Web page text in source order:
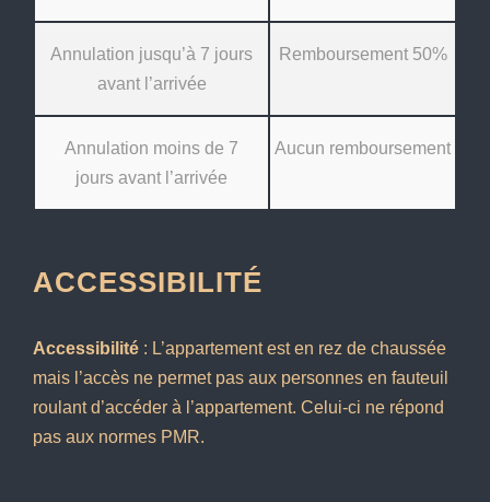
Annulation jusqu’à 7 jours
avant l’arrivée
Remboursement 50%
Annulation moins de 7
jours avant l’arrivée
Aucun remboursement
ACCESSIBILITÉ
Accessibilité : L’appartement est en rez de chaussée
mais l’accès ne permet pas aux personnes en fauteuil
roulant d’accéder à l’appartement. Celui-ci ne répond
pas aux normes PMR.